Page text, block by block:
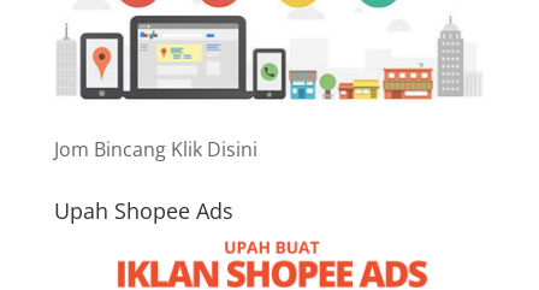
Jom Bincang Klik Disini
Upah Shopee Ads